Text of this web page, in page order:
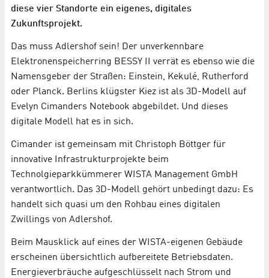
diese vier Standorte ein eigenes, digitales
Zukunftsprojekt.
Das muss Adlershof sein! Der unverkennbare
Elektronenspeicherring BESSY II verrät es ebenso wie die
Namensgeber der Straßen: Einstein, Kekulé, Rutherford
oder Planck. Berlins klügster Kiez ist als 3D-Modell auf
Evelyn Cimanders Notebook abgebildet. Und dieses
digitale Modell hat es in sich.
Cimander ist gemeinsam mit Christoph Böttger für
innovative Infrastrukturprojekte beim
Technolgieparkkümmerer WISTA Management GmbH
verantwortlich. Das 3D-Modell gehört unbedingt dazu: Es
handelt sich quasi um den Rohbau eines digitalen
Zwillings von Adlershof.
Beim Mausklick auf eines der WISTA-eigenen Gebäude
erscheinen übersichtlich aufbereitete Betriebsdaten.
Energieverbräuche aufgeschlüsselt nach Strom und